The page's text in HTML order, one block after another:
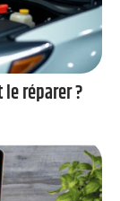
réparer ?